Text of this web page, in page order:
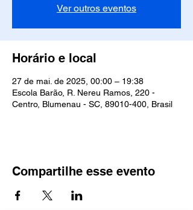
Ver outros eventos
Horário e local
27 de mai. de 2025, 00:00 – 19:38
Escola Barão, R. Nereu Ramos, 220 -
Centro, Blumenau - SC, 89010-400, Brasil
Compartilhe esse evento